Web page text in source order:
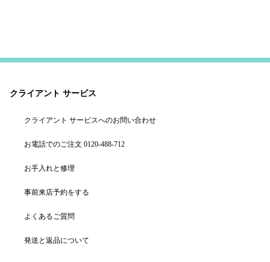
クライアント サービス
クライアント サービスへのお問い合わせ
お電話でのご注文 0120-488-712
お手入れと修理
事前来店予約をする
よくあるご質問
発送と返品について